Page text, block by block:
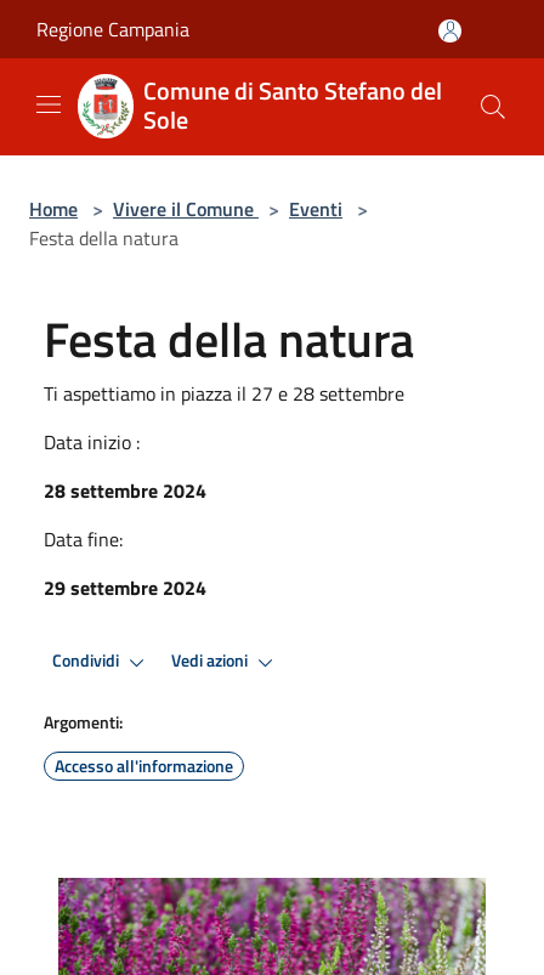
Regione Campania
Comune di Santo Stefano del
Sole
Home > Vivere il Comune > Eventi >
Festa della natura
Festa della natura
Ti aspettiamo in piazza il 27 e 28 settembre
Data inizio :
28 settembre 2024
Data fine:
29 settembre 2024
Condividi Vedi azioni
Argomenti:
Accesso all'informazione